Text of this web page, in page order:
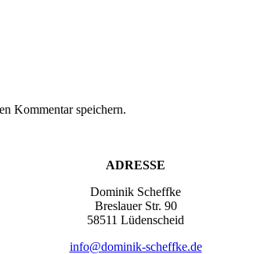
Kommentar speichern.
ADRESSE
Dominik Scheffke
Breslauer Str. 90
58511 Lüdenscheid
info@dominik-scheffke.de